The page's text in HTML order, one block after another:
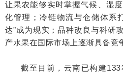
让果农能够实时掌握气候、湿
化管理；冷链物流与仓储体系
达”成为现实；品种改良与科研
产水果在国际市场上逐渐具备竞
截至目前，云南已构建